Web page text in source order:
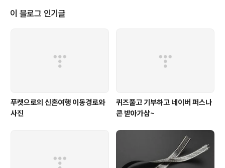
이 블로그 인기글
푸켓으로의 신혼여행 이동경로와
사진
퀴즈풀고 기부하고 네이버 퍼스나
콘 받아가삼~